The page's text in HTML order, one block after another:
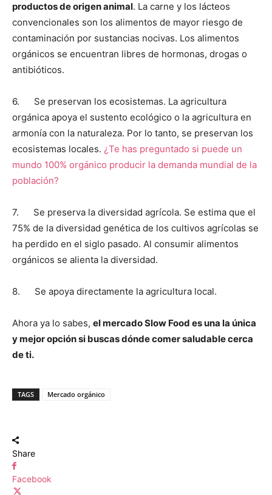
productos de origen animal. La carne y los lácteos
convencionales son los alimentos de mayor riesgo de
contaminación por sustancias nocivas. Los alimentos
orgánicos se encuentran libres de hormonas, drogas o
antibióticos.
6. Se preservan los ecosistemas. La agricultura
orgánica apoya el sustento ecológico o la agricultura en
armonía con la naturaleza. Por lo tanto, se preservan los
ecosistemas locales. ¿Te has preguntado si puede un
mundo 100% orgánico producir la demanda mundial de la
población?
7. Se preserva la diversidad agrícola. Se estima que el
75% de la diversidad genética de los cultivos agrícolas se
ha perdido en el siglo pasado. Al consumir alimentos
orgánicos se alienta la diversidad.
8. Se apoya directamente la agricultura local.
Ahora ya lo sabes, el mercado Slow Food es una la única
y mejor opción si buscas dónde comer saludable cerca
de ti.
TAGS Mercado orgánico
Share
Facebook